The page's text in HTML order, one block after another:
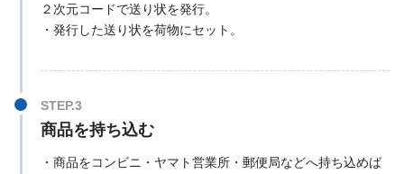
２次元コードで送り状を発行。
・発行した送り状を荷物にセット。
商品を持ち込む
・商品をコンビニ・ヤマト営業所・郵便局などへ持ち込めば